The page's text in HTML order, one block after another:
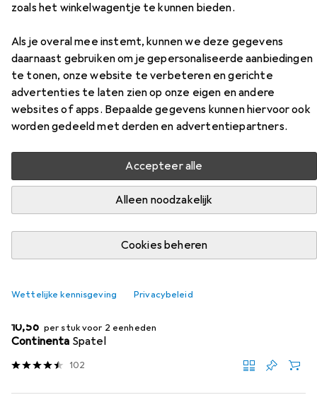
zoals het winkelwagentje te kunnen bieden.
Als je overal mee instemt, kunnen we deze gegevens
daarnaast gebruiken om je gepersonaliseerde aanbiedingen
te tonen, onze website te verbeteren en gerichte
advertenties te laten zien op onze eigen en andere
websites of apps. Bepaalde gegevens kunnen hiervoor ook
worden gedeeld met derden en advertentiepartners.
Accepteer alle
Alleen noodzakelijk
Cookies beheren
Wettelijke kennisgeving Privacybeleid
Accessoires voor Fiskars Pot
Noordstaal 5L
Vind passende accessoires voor de Fiskars Pot Noordstaal
5L uit de categorieën Kookgerei, Pan deksel en
Onderzetter.
Pan Deksel
EUR
10,56 per stuk voor 2 eenheden
Continenta Spatel
102